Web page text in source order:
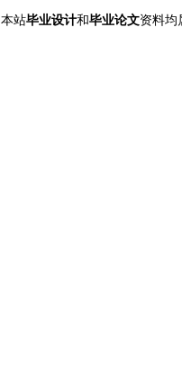
本站毕业设计和毕业论文资料均